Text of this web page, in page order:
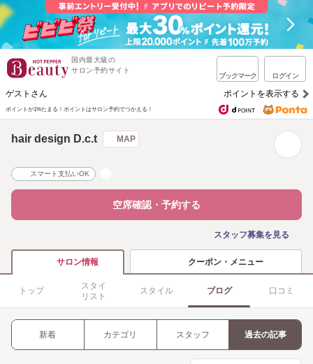
国内最大級の
サロン予約サイト
ブックマーク ログイン
ゲストさん ポイントを表示する
ポイントが1%たまる！ ポイントはサロン予約でつかえる！
hair design D.c.t MAP
スマート支払いOK
空席確認・予約する
スタッフ募集を見る
サロン情報 クーポン・メニュー
トップ
スタイ
リスト
スタイル ブログ 口コミ
新着 カテゴリ スタッフ 過去の記事